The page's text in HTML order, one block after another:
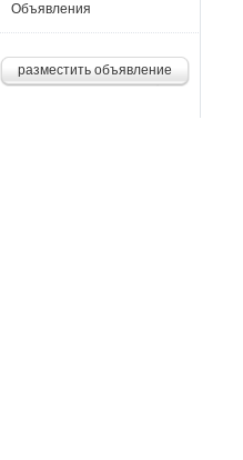
Объявления
разместить объявление